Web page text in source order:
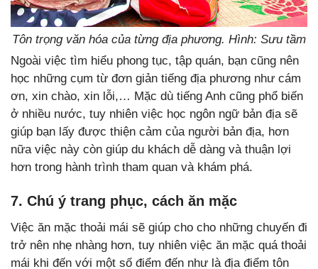
Tôn trọng văn hóa của từng địa phương. Hình: Sưu tầm
Ngoài việc tìm hiểu phong tục, tập quán, bạn cũng nên
học những cụm từ đơn giản tiếng địa phương như cám
ơn, xin chào, xin lỗi,… Mặc dù tiếng Anh cũng phổ biến
ở nhiều nước, tuy nhiên việc học ngôn ngữ bản địa sẽ
giúp bạn lấy được thiện cảm của người bản địa, hơn
nữa việc này còn giúp du khách dễ dàng và thuận lợi
hơn trong hành trình tham quan và khám phá.
7. Chú ý trang phục, cách ăn mặc
Việc ăn mặc thoải mái sẽ giúp cho cho những chuyến đi
trở nên nhẹ nhàng hơn, tuy nhiên việc ăn mặc quá thoải
mái khi đến với một số điểm đến như là địa điểm tôn